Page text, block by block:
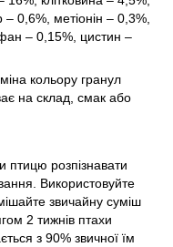
0,6%, метіонін – 0,3%,
– 0,15%, цистин –
кольору гранул
на склад, смак або
птицю розпізнавати
Використовуйте
звичайну суміш
2 тижнів птахи
з 90% звичної їм